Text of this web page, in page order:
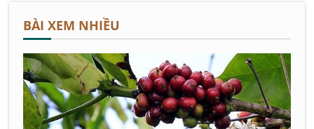
BÀI XEM NHIỀU